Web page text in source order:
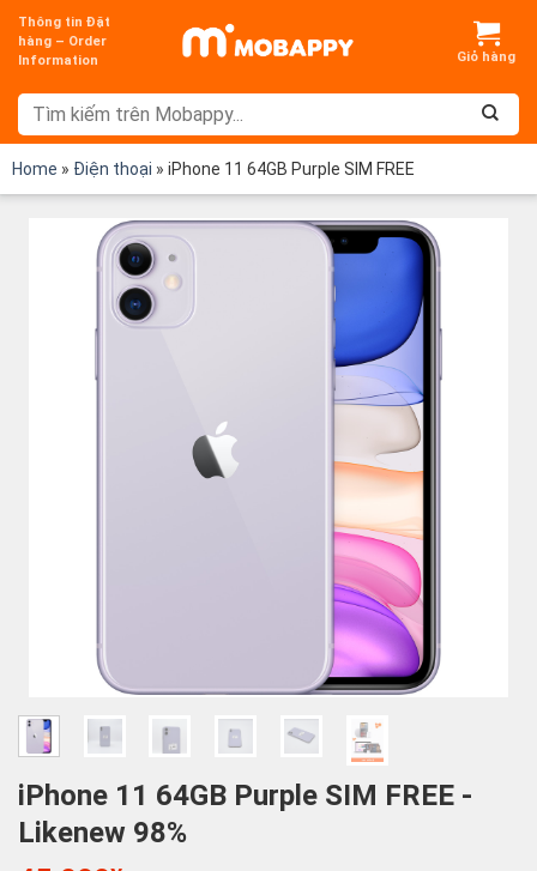
Chuyển
đến
dung
Thông tin Đặt
hàng – Order
Information
Home » Điện thoại » iPhone 11 64GB Purple SIM FREE
iPhone 11 64GB Purple SIM FREE -
Likenew 98%